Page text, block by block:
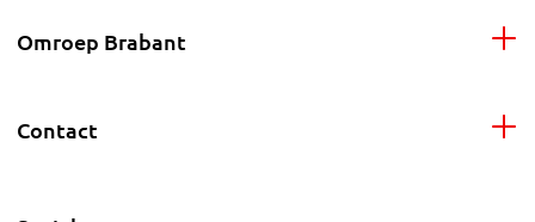
Omroep Brabant
Contact